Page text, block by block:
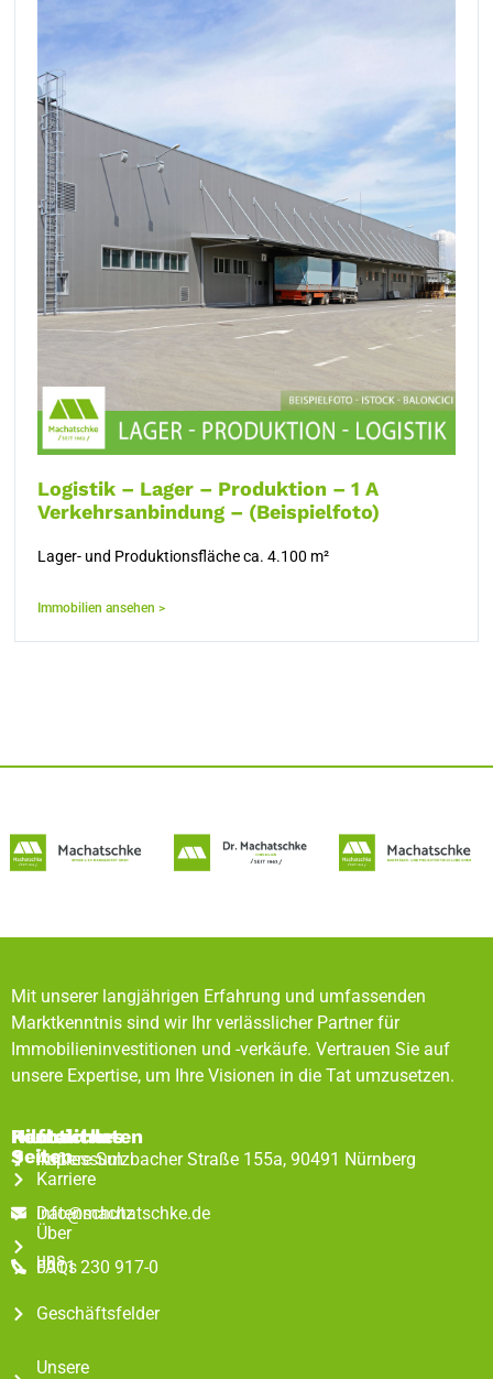
Logistik – Lager – Produktion – 1 A
Verkehrsanbindung – (Beispielfoto)
Lager- und Produktionsfläche ca. 4.100 m²
Immobilien ansehen >
Mit unserer langjährigen Erfahrung und umfassenden
Marktkenntnis sind wir Ihr verlässlicher Partner für
Immobilieninvestitionen und -verkäufe. Vertrauen Sie auf
unsere Expertise, um Ihre Visionen in die Tat umzusetzen.
Rechtliches
Impressum
Datenschutz
FAQs
Hilfreiche
Seiten
Karriere
Über
uns
Geschäftsfelder
Unsere
Kontaktdaten
Äußere Sulzbacher Straße 155a, 90491 Nürnberg
info@machatschke.de
0911 230 917-0